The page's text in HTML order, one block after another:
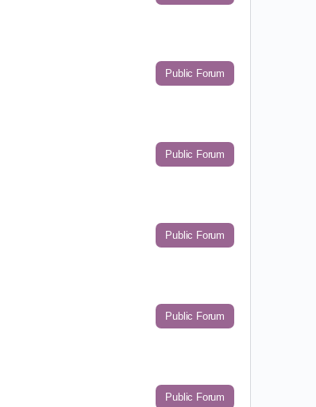
Public Forum
Public Forum
Public Forum
Public Forum
Public Forum